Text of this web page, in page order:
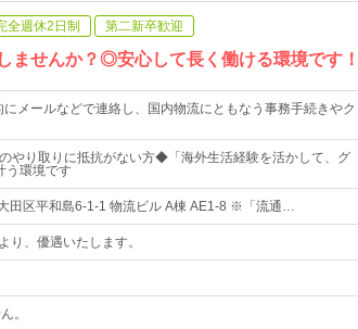
全週休2日制 第二新卒歓迎
ませんか？◎安心して長く働ける環境です！
にメールなどで連絡し、国内物流にともなう事務手続きやク
り取りに抵抗がない方◆「海外生活経験を活かして、グ
う環境です
田区平和島6-1-1 物流ビル A棟 AE1-8 ※「流通…
、優遇いたします。
。